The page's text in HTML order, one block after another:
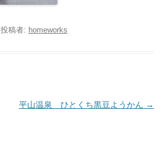
投稿者: homeworks
平山温泉 ひとくち黒豆ようかん →